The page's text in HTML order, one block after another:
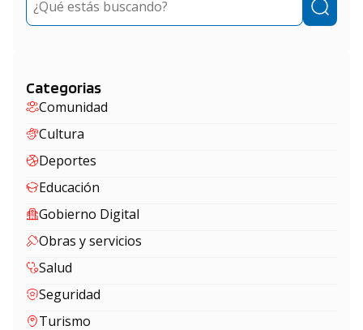
Categorias
Comunidad
Cultura
Deportes
Educación
Gobierno Digital
Obras y servicios
Salud
Seguridad
Turismo